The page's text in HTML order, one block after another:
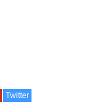
Twitter